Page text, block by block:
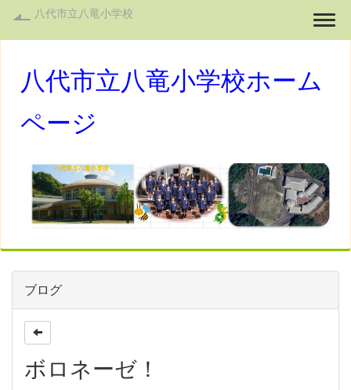
八代市立八竜小学校
八代市立八竜小学校ホーム
ページ
ブログ
ボロネーゼ！